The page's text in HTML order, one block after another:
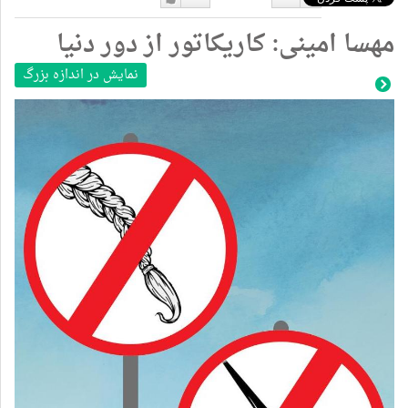
دوست
دارم
دوست
نداشتن
مهسا امینی: کاریکاتور از دور دنیا
نمایش در اندازه بزرگ